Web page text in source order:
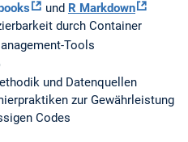
und R Markdown
durch Container
Tools
und Datenquellen
zur Gewährleistung
Codes